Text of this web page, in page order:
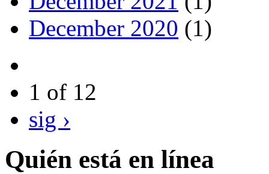
December 2020 (1)
1 of 12
sig ›
Quién está en línea